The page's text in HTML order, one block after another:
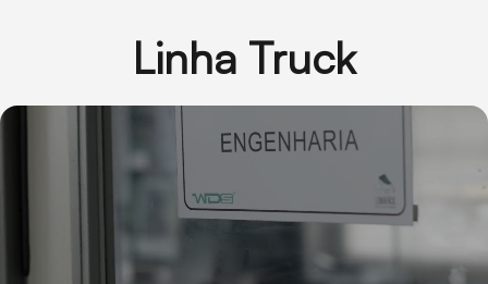
Linha Truck